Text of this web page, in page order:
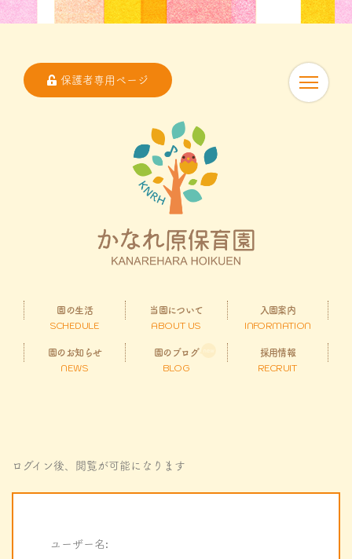
保護者専用ページ
園の生活
SCHEDULE
当園について
ABOUT US
入園案内
INFORMATION
園のお知らせ
NEWS
園のブログ
BLOG
採用情報
RECRUIT
ログイン後、閲覧が可能になります
ユーザー名: